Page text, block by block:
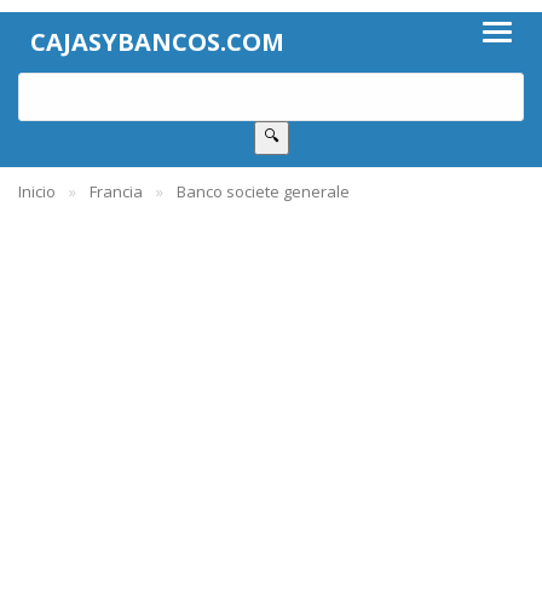
CAJASYBANCOS.COM
🔍
Inicio Francia Banco societe generale